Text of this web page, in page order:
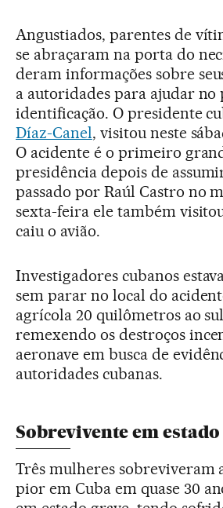
Angustiados, parentes de
se abraçaram na porta do
deram informações sobre
a autoridades para ajudar no
identificação. O presidente
Díaz-Canel, visitou neste
O acidente é o primeiro
presidência depois de
passado por Raúl Castro no
sexta-feira ele também
caiu o avião.
Investigadores cubanos
sem parar no local do
agrícola 20 quilômetros ao
remexendo os destroços
aeronave em busca de
autoridades cubanas.
Sobrevivente em
Três mulheres sobreviveram
pior em Cuba em quase 30